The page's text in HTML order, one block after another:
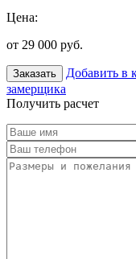
Цена:
от 29 000 руб.
Заказать Добавить в
замерщика
Получить расчет